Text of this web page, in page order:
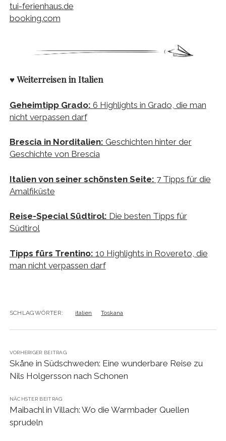
tui-ferienhaus.de
booking.com
♥Weiterreisen in Italien
Geheimtipp Grado: 6 Highlights in Grado, die man
nicht verpassen darf
Brescia in Norditalien: Geschichten hinter der
Geschichte von Brescia
Italien von seiner schönsten Seite: 7 Tipps für die
Amalfiküste
Reise-Special Südtirol: Die besten Tipps für
Südtirol
Tipps fürs Trentino: 10 Highlights in Rovereto, die
man nicht verpassen darf
SCHLAGWÖRTER: italien Toskana
VORHERIGER BEITRAG
Skåne in Südschweden: Eine wunderbare Reise zu
Nils Holgersson nach Schonen
NÄCHSTER BEITRAG
Maibachl in Villach: Wo die Warmbader Quellen
sprudeln